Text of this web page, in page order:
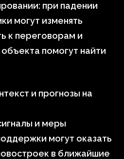
при падении
могут изменять
к переговорам и
помогут найти
и прогнозы на
и меры
могут оказать
в ближайшие